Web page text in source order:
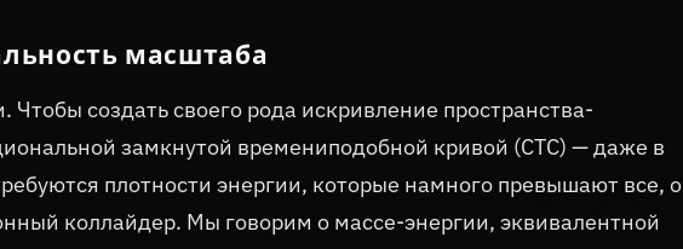
масштаба
Чтобы создать своего рода искривление пространства-
замкнутой времениподобной кривой (CTC) — даже в
плотности энергии, которые намного превышают все, о
коллайдер. Мы говорим о массе-энергии, эквивалентной